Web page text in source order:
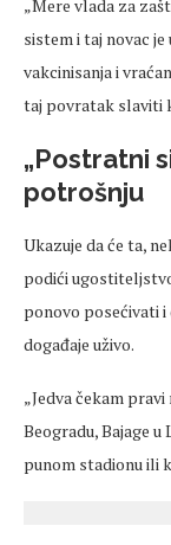
„Mere vlada za
sistem i taj novac
vakcinisanja i
taj povratak slaviti
„Postratni
potrošnju
Ukazuje da će ta,
podići
ponovo posećivati
događaje uživo.
„Jedva čekam
Beogradu, Bajage
punom stadionu ili